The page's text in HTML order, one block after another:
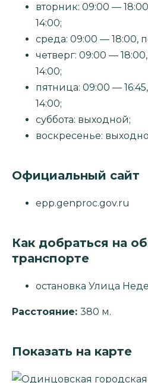
вторник: 09:00 —
14:00;
среда: 09:00 — 18:00,
четверг: 09:00 —
14:00;
пятница: 09:00 —
14:00;
суббота: выходной;
воскресенье:
Официальный сайт
epp.genproc.gov.ru
Как добраться на
транспорте
остановка Улица
Расстояние: 380 м.
Показать на карте